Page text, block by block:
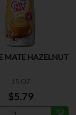
MATE HAZELNUT
15 OZ
$5.79